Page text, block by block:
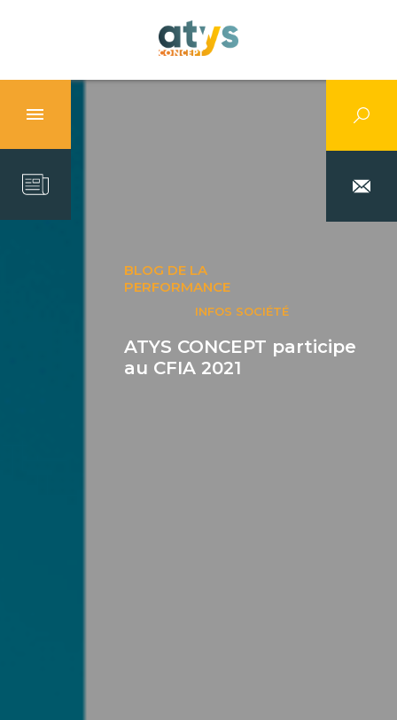
BLOG DE LA
PERFORMANCE
INFOS SOCIÉTÉ
ATYS CONCEPT participe
au CFIA 2021